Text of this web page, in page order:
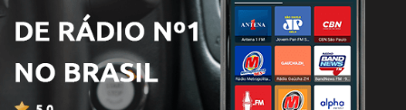
1373 - C.S.I. MILANO (TRUE CRIME) (02-12-2025)
03 dez. 2025
1372 C.S.I. MILANO (EZZELINO) (25-11-2025)